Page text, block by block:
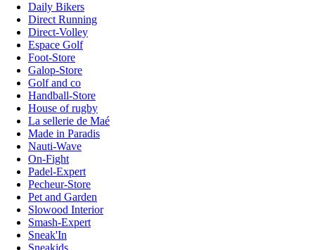
Daily Bikers
Direct Running
Direct-Volley
Espace Golf
Foot-Store
Galop-Store
Golf and co
Handball-Store
House of rugby
La sellerie de Maé
Made in Paradis
Nauti-Wave
On-Fight
Padel-Expert
Pecheur-Store
Pet and Garden
Slowood Interior
Smash-Expert
Sneak'In
Sneakids